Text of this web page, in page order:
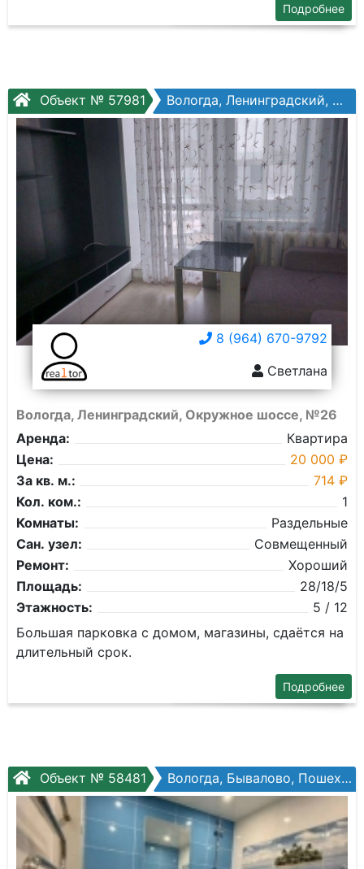
Подробнее
Объект № 57981 Вологда, Ленинградский, Окружное шоссе, №26
8 (964) 670-9792
Светлана
Вологда, Ленинградский, Окружное шоссе, №26
Аренда:
Квартира
Цена:
20 000 ₽
За кв. м.:
714 ₽
Кол. ком.:
1
Комнаты:
Раздельные
Сан. узел:
Совмещенный
Ремонт:
Хороший
Площадь:
28/18/5
Этажность:
5 / 12
Большая парковка с домом, магазины, сдаётся на
длительный срок.
Подробнее
Объект № 58481 Вологда, Бывалово, Пошехонское шоссе, №15